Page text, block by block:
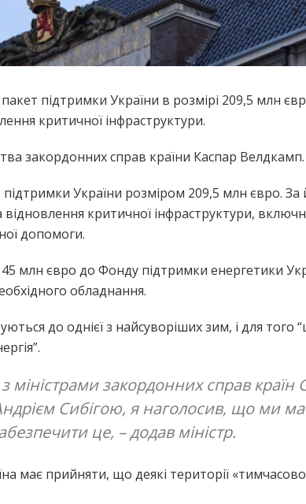
підтримки України в розмірі 209,5 млн
критичної інфраструктури.
закордонних справ країни Каспар Велдкамп.
України розміром 209,5 млн євро. За
критичної інфраструктури,
допомоги.
млн євро до Фонду підтримки енергетики
обладнання.
до однієї з найсуворіших зим, і для того
міністрами закордонних справ країн
Сибігою, я наголосив, що ми
це, – додав міністр.
має прийняти, що деякі території